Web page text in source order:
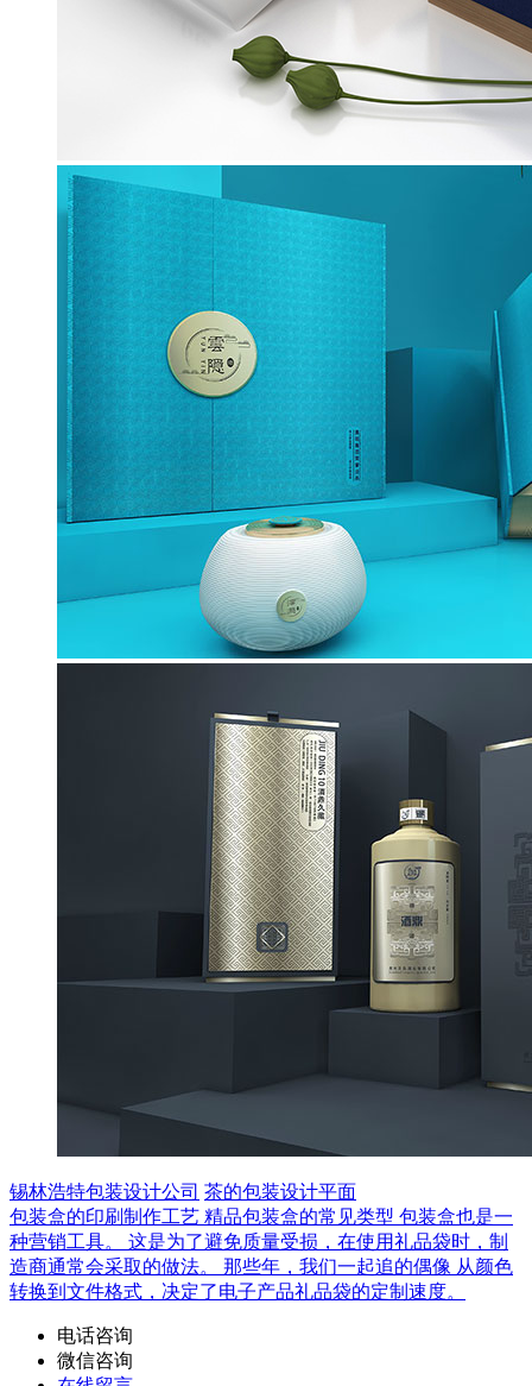
锡林浩特包装设计公司 茶的包装设计平面
包装盒的印刷制作工艺 精品包装盒的常见类型 包装盒也是一
种营销工具。 这是为了避免质量受损，在使用礼品袋时，制
造商通常会采取的做法。 那些年，我们一起追的偶像 从颜色
转换到文件格式，决定了电子产品礼品袋的定制速度。
电话咨询
微信咨询